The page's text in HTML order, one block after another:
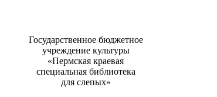
Государственное бюджетное
учреждение культуры
«Пермская краевая
специальная библиотека
для слепых»